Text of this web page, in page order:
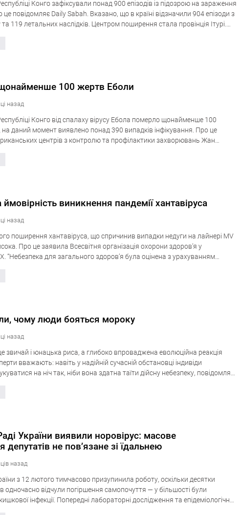
Конго зафіксували понад 900 епізодів із підозрою на зараження
повідомляє Daily Sabah. Вказано, що в країні відзначили 904 епізоди з
119 летальних наслідків. Центром поширення стала провінція Ітурі.
100 жертв Еболи
назад
Конго від спалаху вірусу Ебола померло щонайменше 100
даний момент виявлено понад 390 випадків інфікування. Про це
центрів з контролю та профілактики захворювань Жан
виникнення пандемії хантавіруса
назад
поширення хантавіруса, що спричинив випадки недуги на лайнері MV
Про це заявила Всесвітня організація охорони здоров’я у
“Небезпека для загального здоров’я була оцінена з урахуванням
чому люди бояться мороку
назад
звичай і юнацька риса, а глибоко впроваджена еволюційна реакція
вважають: навіть у надійній сучасній обстановці індивіди
на ніч так, ніби вона здатна таїти дійсну небезпеку, повідомляє
України виявили норовірус: масове
не пов’язане зі їдальнею
назад
з 12 лютого тимчасово призупинила роботу, оскільки десятки
одночасно відчули погіршення самопочуття — у більшості були
інфекції. Попередні лабораторні дослідження та епідеміологічне